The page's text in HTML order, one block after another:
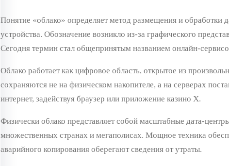
Понятие «облако» определяет метод размещения и обработки
устройства. Обозначение возникло из-за графического
Сегодня термин стал общепринятым названием онлайн-
Облако работает как цифровое область, открытое из
сохраняются не на физическом накопителе, а на серверах
интернет, задействуя браузер или приложение казино Х.
Физически облако представляет собой масштабные дата-
множественных странах и мегаполисах. Мощное техника
аварийного копирования оберегают сведения от утраты.